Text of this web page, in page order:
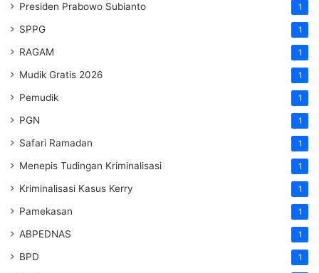
Presiden Prabowo Subianto 1
SPPG 1
RAGAM 1
Mudik Gratis 2026 1
Pemudik 1
PGN 1
Safari Ramadan 1
Menepis Tudingan Kriminalisasi 1
Kriminalisasi Kasus Kerry 1
Pamekasan 1
ABPEDNAS 1
BPD 1